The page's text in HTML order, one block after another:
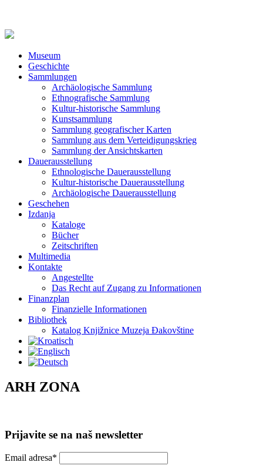
Museum
Geschichte
Sammlungen
Archäologische Sammlung
Ethnografische Sammlung
Kultur-historische Sammlung
Kunstsammlung
Sammlung geografischer Karten
Sammlung aus dem Verteidigungskrieg
Sammlung der Ansichtskarten
Dauerausstellung
Ethnologische Dauerausstellung
Kultur-historische Dauerausstellung
Archäologische Dauerausstellung
Geschehen
Izdanja
Kataloge
Bücher
Zeitschriften
Multimedia
Kontakte
Angestellte
Das Recht auf Zugang zu Informationen
Finanzplan
Finanzielle Informationen
Bibliothek
Katalog Knjižnice Muzeja Đakovštine
ARH ZONA
Prijavite se na naš newsletter
Email adresa*